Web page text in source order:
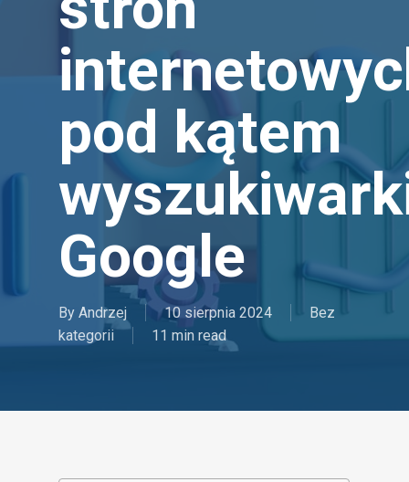
pod kątem
Google
By Andrzej 10 sierpnia 2024
Bez
kategorii
11 min read